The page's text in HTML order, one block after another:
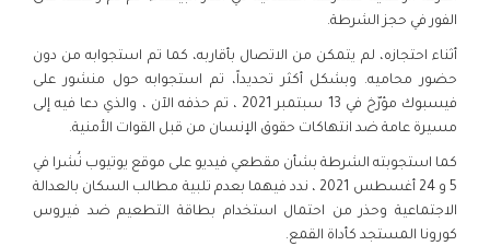
الفور في حجز الشرطة.
أثناء احتجازه، لم يتمكن من الاتصال بأقاربه، كما تم استجوابه من دون
حضور محاميه. وبشكل أكثر تحديداً، تم استجوابه حول منشور على
فيسبوك مؤرّخ في 13 سبتمبر 2021 ، تم حذفه الآن ، والذي دعا فيه إلى
مسيرة عامة ضد انتهاكات حقوق الإنسان من قبل القوات الأمنية.
كما استجوبته الشرطة بشأن مقطعي فيديو على موقع يوتيوب نُشرا في
5 و 24 أغسطس 2021 ، ندد فيهما بعدم تلبية مطالب السكان بالعدالة
الاجتماعية وحذر من احتمال استخدام بطاقة التطعيم ضد فيروس
كورونا المستجد كأداة القمع.